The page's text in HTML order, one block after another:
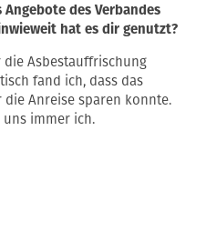
des Verbandes
hat es dir genutzt?
die Asbestauffrischung
fand ich, dass das
Anreise sparen konnte.
immer ich.